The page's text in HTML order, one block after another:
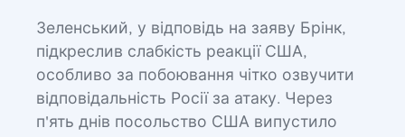
Зеленський, у відповідь на заяву Брінк,
підкреслив слабкість реакції США,
особливо за побоювання чітко озвучити
відповідальність Росії за атаку. Через
п'ять днів посольство США випустило